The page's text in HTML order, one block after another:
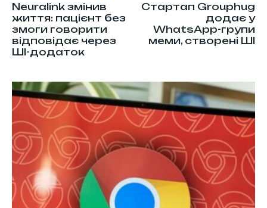
Neuralink змінив
життя: пацієнт без
змоги говорити
відповідає через
ШІ-додаток
Стартап Grouphug
додає у
WhatsApp-групи
меми, створені ШІ